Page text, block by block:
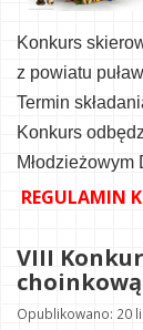
Konkurs
z powiatu
Termin
Konkurs
Młodzieżowym
REGULAMIN
VIII
choinkową
Opublikowano: 20